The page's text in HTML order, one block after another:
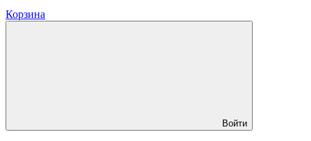
Корзина
Войти